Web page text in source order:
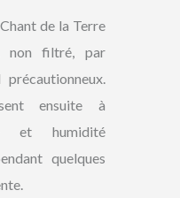
de la Terre
non filtré, par
ensuite à
et humidité
quelques